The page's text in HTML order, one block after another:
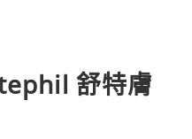
舒特膚